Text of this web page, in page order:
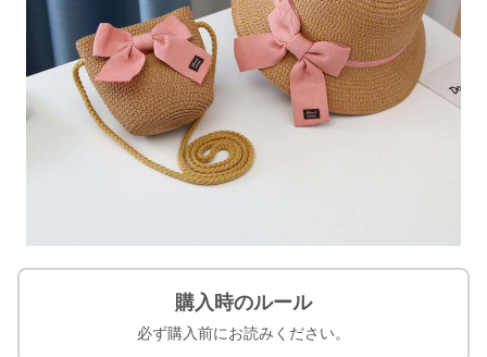
購入時のルール
必ず購入前にお読みください。